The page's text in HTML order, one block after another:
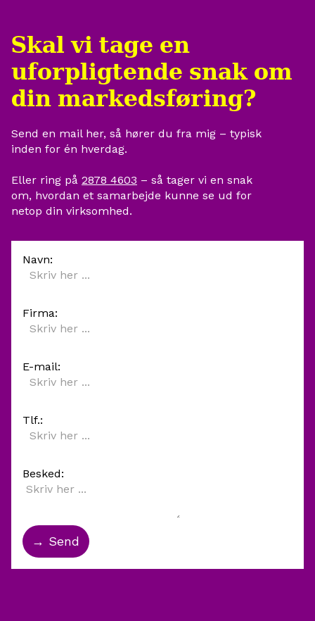
god sparring. Vi vil til enhver
tid anbefale KATAPULT, til dem
der ønsker noget personligt og
lækkert 😋
indhold endnu ikke er på
egne skuldre at løse, og
ikke lægge Jeppe til last.
Skal vi tage en
uforpligtende snak om
din markedsføring?
Send en mail her, så hører du fra mig – typisk
inden for én hverdag.
Eller ring på 2878 4603 – så tager vi en snak
om, hvordan et samarbejde kunne se ud for
netop din virksomhed.
Navn:
Firma:
E-mail:
Tlf.:
Besked: